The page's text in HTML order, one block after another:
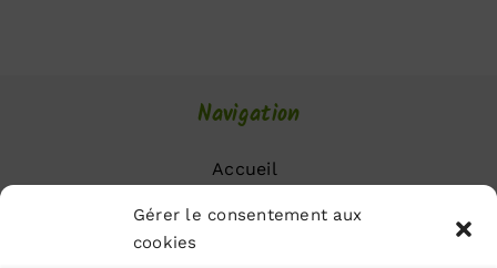
Gérer le consentement aux
cookies
Navigation
Accueil
Avis